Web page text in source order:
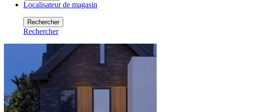
Localisateur de magasin
Rechercher
Rechercher